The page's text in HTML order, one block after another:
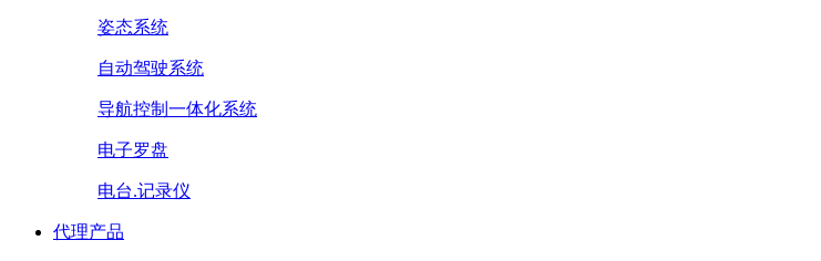
姿态系统
自动驾驶系统
导航控制一体化系统
电子罗盘
电台.记录仪
代理产品